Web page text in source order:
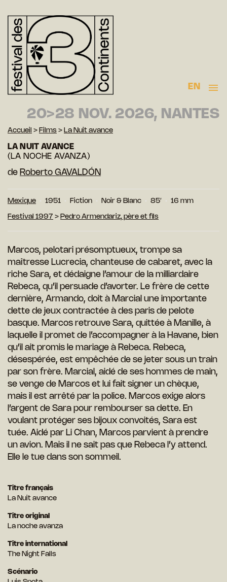
EN
20>28 NOV. 2026, NANTES
Accueil > Films > La Nuit avance
LA NUIT AVANCE
(LA NOCHE AVANZA)
de Roberto GAVALDÓN
Mexique 1951 Fiction Noir & Blanc 85′ 16 mm
Festival 1997 > Pedro Armendariz, père et fils
Marcos, pelotari présomptueux, trompe sa
maîtresse Lucrecia, chanteuse de cabaret, avec la
riche Sara, et dédaigne l’amour de la milliardaire
Rebeca, qu’il persuade d’avorter. Le frère de cette
dernière, Armando, doit à Marcial une importante
dette de jeux contractée à des paris de pelote
basque. Marcos retrouve Sara, quittée à Manille, à
laquelle il promet de l’accompagner à la Havane, bien
qu’il ait promis le mariage à Rebeca. Rebeca,
désespérée, est empêchée de se jeter sous un train
par son frère. Marcial, aidé de ses hommes de main,
se venge de Marcos et lui fait signer un chèque,
mais il est arrêté par la police. Marcos exige alors
l’argent de Sara pour rembourser sa dette. En
voulant protéger ses bijoux convoités, Sara est
tuée. Aidé par Li Chan, Marcos parvient à prendre
un avion. Mais il ne sait pas que Rebeca l’y attend.
Elle le tue dans son sommeil.
Titre français
La Nuit avance
Titre original
La noche avanza
Titre international
The Night Falls
Scénario